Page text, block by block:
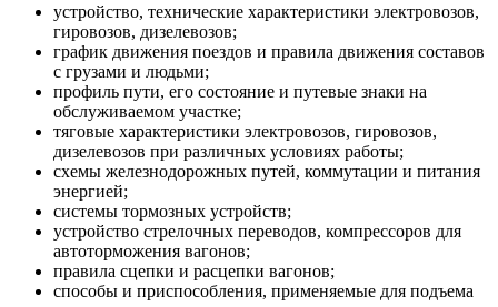
устройство, технические характеристики электровозов,
гировозов, дизелевозов;
график движения поездов и правила движения составов
с грузами и людьми;
профиль пути, его состояние и путевые знаки на
обслуживаемом участке;
тяговые характеристики электровозов, гировозов,
дизелевозов при различных условиях работы;
схемы железнодорожных путей, коммутации и питания
энергией;
системы тормозных устройств;
устройство стрелочных переводов, компрессоров для
автоторможения вагонов;
правила сцепки и расцепки вагонов;
способы и приспособления, применяемые для подъема